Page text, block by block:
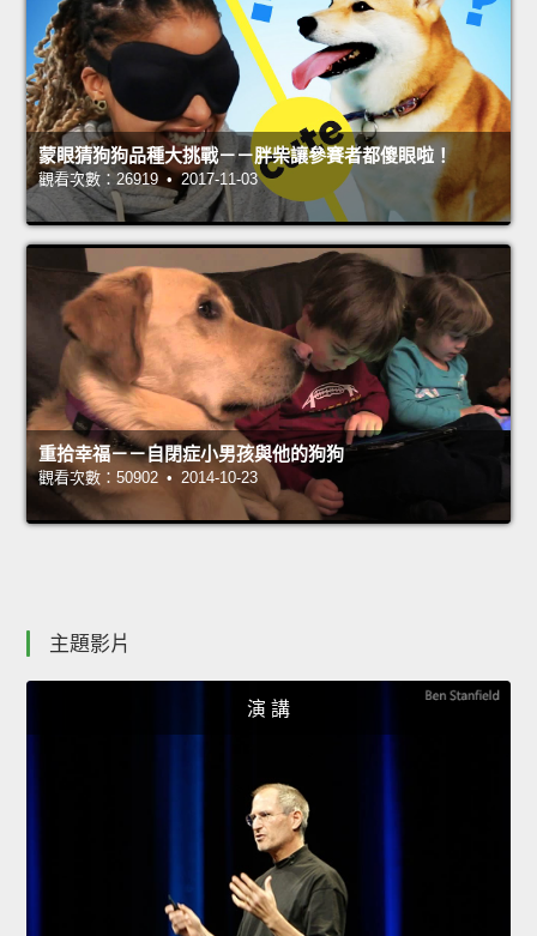
蒙眼猜狗狗品種大挑戰－－胖柴讓參賽者都傻眼啦！
觀看次數：26919 • 2017-11-03
重拾幸福－－自閉症小男孩與他的狗狗
觀看次數：50902 • 2014-10-23
主題影片
演 講